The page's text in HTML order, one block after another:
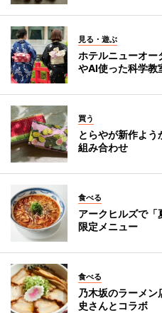
見る・遊ぶ
ホテルニューオ
やAI使った科学教
買う
とらやが新作よ
組み合わせ
食べる
アークヒルズで
限定メニュー
食べる
乃木坂のラーメ
史さんとコラボ